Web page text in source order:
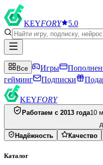
KEYFORY 5.0
Все Игры
гейминг
Подписки
KEYFORY
Работаем с 2013 года10
Надёжность
Качество
Каталог